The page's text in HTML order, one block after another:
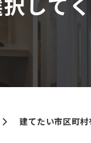
して
建てたい市区町村